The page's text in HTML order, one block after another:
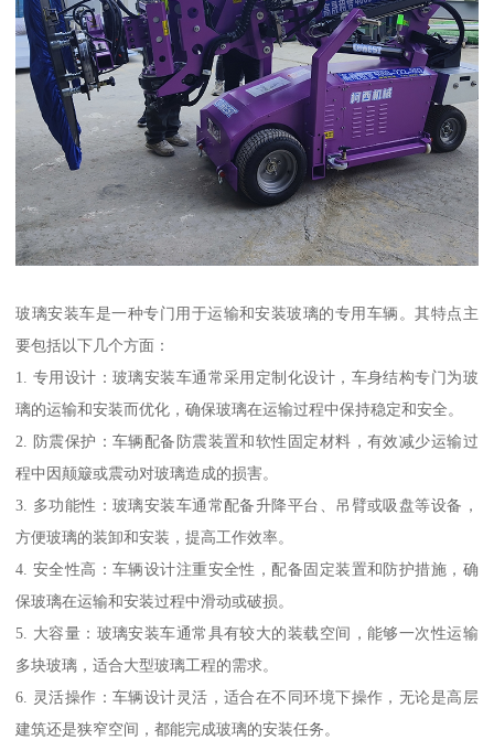
玻璃安装车是一种专门用于运输和安装玻璃的专用车辆。其特点主
要包括以下几个方面：
1. 专用设计：玻璃安装车通常采用定制化设计，车身结构专门为玻
璃的运输和安装而优化，确保玻璃在运输过程中保持稳定和安全。
2. 防震保护：车辆配备防震装置和软性固定材料，有效减少运输过
程中因颠簸或震动对玻璃造成的损害。
3. 多功能性：玻璃安装车通常配备升降平台、吊臂或吸盘等设备，
方便玻璃的装卸和安装，提高工作效率。
4. 安全性高：车辆设计注重安全性，配备固定装置和防护措施，确
保玻璃在运输和安装过程中滑动或破损。
5. 大容量：玻璃安装车通常具有较大的装载空间，能够一次性运输
多块玻璃，适合大型玻璃工程的需求。
6. 灵活操作：车辆设计灵活，适合在不同环境下操作，无论是高层
建筑还是狭窄空间，都能完成玻璃的安装任务。